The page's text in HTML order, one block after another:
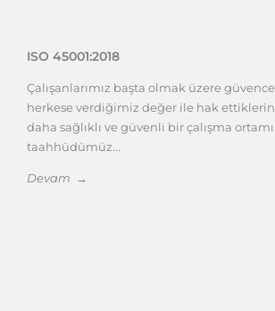
ISO 45001:2018
Çalışanlarımız başta olmak üzere
herkese verdiğimiz değer ile hak
daha sağlıklı ve güvenli bir çalışma
taahhüdümüz...
Devam →